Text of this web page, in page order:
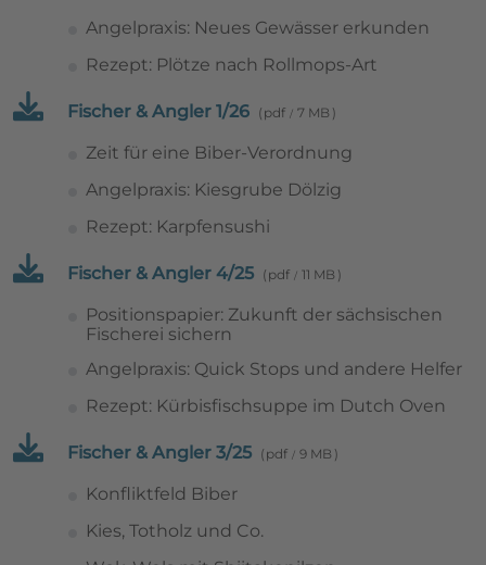
Angelpraxis: Neues Gewässer erkunden
Rezept: Plötze nach Rollmops-Art
Fischer & Angler 1/26 pdf 7 MB
Zeit für eine Biber-Verordnung
Angelpraxis: Kiesgrube Dölzig
Rezept: Karpfensushi
Fischer & Angler 4/25 pdf 11 MB
Positionspapier: Zukunft der sächsischen
Fischerei sichern
Angelpraxis: Quick Stops und andere Helfer
Rezept: Kürbisfischsuppe im Dutch Oven
Fischer & Angler 3/25 pdf 9 MB
Konfliktfeld Biber
Kies, Totholz und Co.